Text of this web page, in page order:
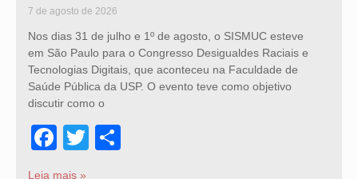
7 de agosto de 2026
Nos dias 31 de julho e 1º de agosto, o SISMUC esteve
em São Paulo para o Congresso Desigualdes Raciais e
Tecnologias Digitais, que aconteceu na Faculdade de
Saúde Pública da USP. O evento teve como objetivo
discutir como o
Facebook
Twitter
Leia mais »